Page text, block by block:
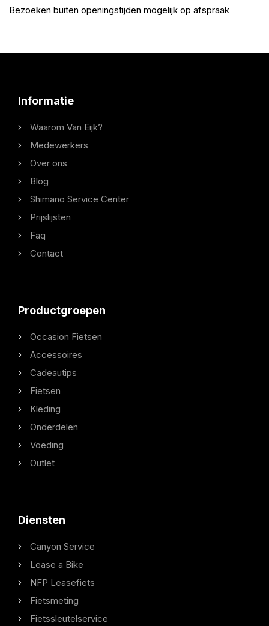
Bezoeken buiten openingstijden mogelijk op afspraak
Informatie
Waarom Van Eijk?
Medewerkers
Over ons
Blog
Shimano Service Center
Prijslijsten
Faq
Contact
Productgroepen
Occasion Fietsen
Accessoires
Cadeautips
Fietsen
Kleding
Onderdelen
Voeding
Outlet
Diensten
Canyon Service
Lease a Bike
NFP Leasefiets
Fietsmeting
Fietssleutelservice